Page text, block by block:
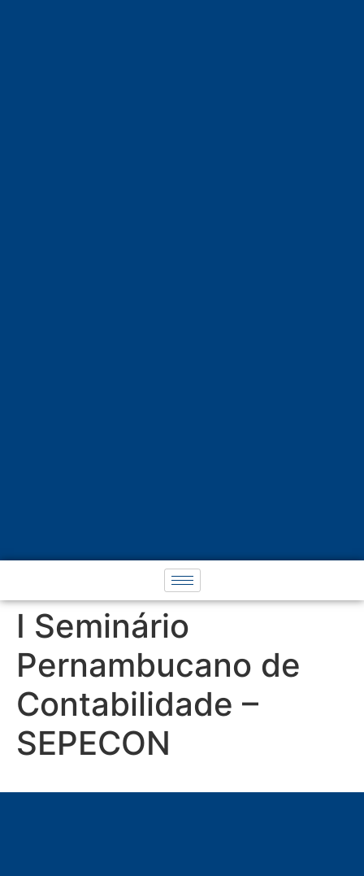
I Seminário
Pernambucano de
Contabilidade –
SEPECON